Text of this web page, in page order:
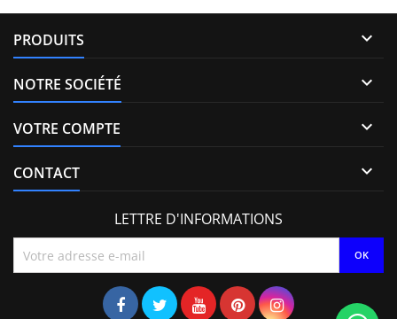
PRODUITS 
NOTRE SOCIÉTÉ 
VOTRE COMPTE 
CONTACT 
LETTRE D'INFORMATIONS